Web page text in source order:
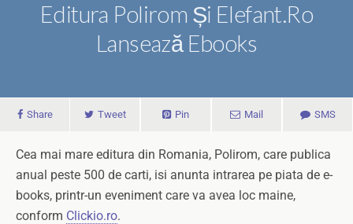
Editura Polirom Și Elefant.ro
Lansează Ebooks
Share Tweet Pin Mail SMS
Cea mai mare editura din Romania, Polirom, care publica
anual peste 500 de carti, isi anunta intrarea pe piata de e-
books, printr-un eveniment care va avea loc maine,
conform Clickio.ro.